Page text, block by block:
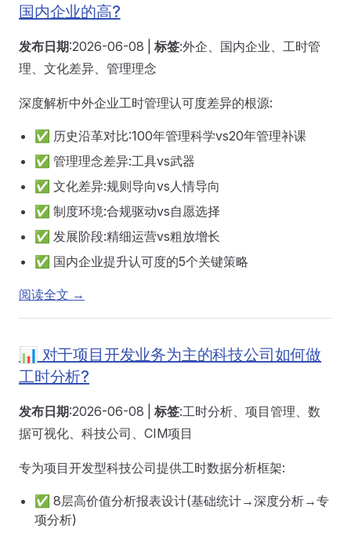
国内企业的高?
发布日期:2026-06-08 | 标签:外企、国内企业、工时管
理、文化差异、管理理念
深度解析中外企业工时管理认可度差异的根源:
✅ 历史沿革对比:100年管理科学vs20年管理补课
✅ 管理理念差异:工具vs武器
✅ 文化差异:规则导向vs人情导向
✅ 制度环境:合规驱动vs自愿选择
✅ 发展阶段:精细运营vs粗放增长
✅ 国内企业提升认可度的5个关键策略
阅读全文 →
📊 对于项目开发业务为主的科技公司如何做
工时分析?
发布日期:2026-06-08 | 标签:工时分析、项目管理、数
据可视化、科技公司、CIM项目
专为项目开发型科技公司提供工时数据分析框架:
✅ 8层高价值分析报表设计(基础统计→深度分析→专
项分析)